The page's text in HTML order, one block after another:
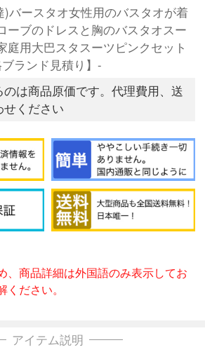
)バースタオ女性用のバスタオが着
ーブのドレスと胸のバスタオスー
庭用大巴スタスーツピンクセット
ブランド見積り】-
は商品原価です。代理費用、送
ください
、商品詳細は外国語のみ表示してお
ください。
アイテム説明